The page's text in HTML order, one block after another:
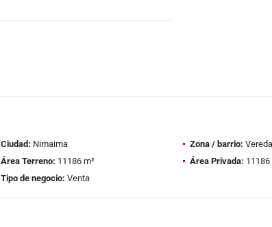
Ciudad: Nimaima Zona / barrio:
Área Terreno: 11186 m² Área Privada: 11186
Tipo de negocio: Venta